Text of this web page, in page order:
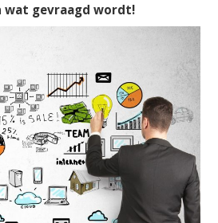
wat gevraagd wordt!